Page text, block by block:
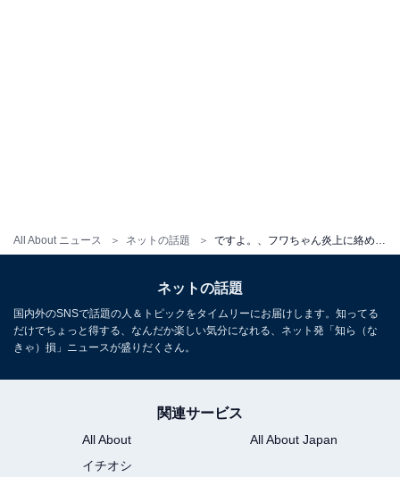
All About ニュース ネットの話題 ですよ。、フワちゃん炎上に絡めた大人な対応に絶賛の声！ 「この大一番でのド正論は流石です」
ネットの話題
国内外のSNSで話題の人＆トピックをタイムリーにお届けします。知ってる
だけでちょっと得する、なんだか楽しい気分になれる、ネット発「知ら（な
きゃ）損」ニュースが盛りだくさん。
関連サービス
All About
All About Japan
イチオシ